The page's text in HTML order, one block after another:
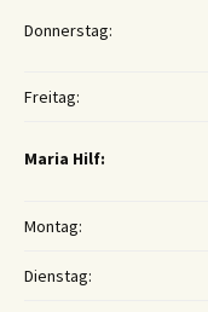
Donnerstag:
Freitag:
Maria Hilf:
Montag:
Dienstag: